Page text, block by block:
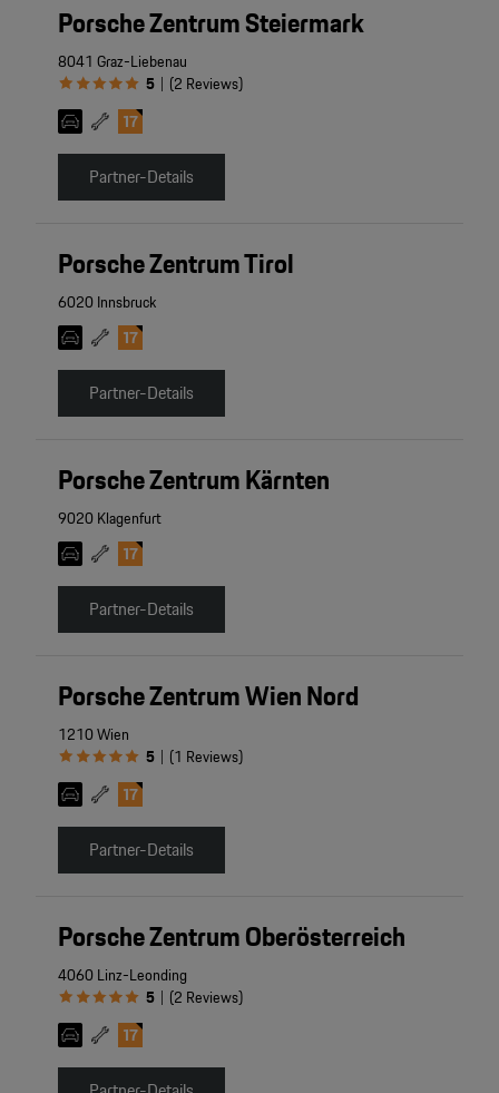
Porsche Zentrum Steiermark
8041 Graz-Liebenau
5 | (2 Reviews)
Partner-Details
Porsche Zentrum Tirol
6020 Innsbruck
Partner-Details
Porsche Zentrum Kärnten
9020 Klagenfurt
Partner-Details
Porsche Zentrum Wien Nord
1210 Wien
5 | (1 Reviews)
Partner-Details
Porsche Zentrum Oberösterreich
4060 Linz-Leonding
5 | (2 Reviews)